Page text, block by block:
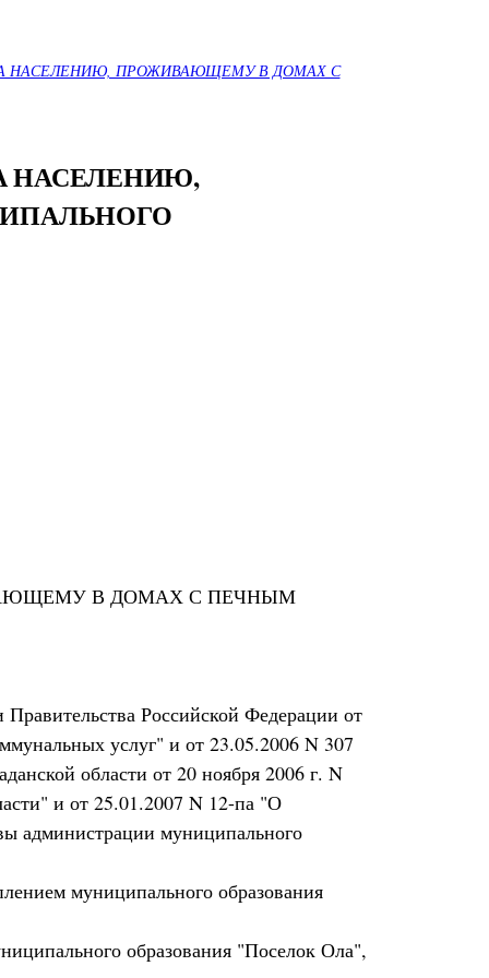
НАСЕЛЕНИЮ, ПРОЖИВАЮЩЕМУ В ДОМАХ С
НАСЕЛЕНИЮ,
В ДОМАХ С ПЕЧНЫМ
Российской Федерации от
услуг" и от 23.05.2006 N 307
области от 20 ноября 2006 г. N
и от 25.01.2007 N 12-па "О
администрации муниципального
муниципального образования
образования "Поселок Ола",